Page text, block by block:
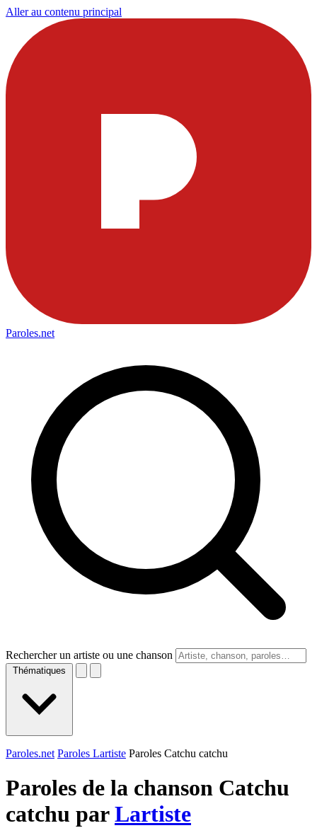
Aller au contenu principal
Paroles.net
Rechercher un artiste ou une chanson
Thématiques
Paroles.net Paroles Lartiste Paroles Catchu catchu
Paroles de la chanson Catchu
catchu parLartiste